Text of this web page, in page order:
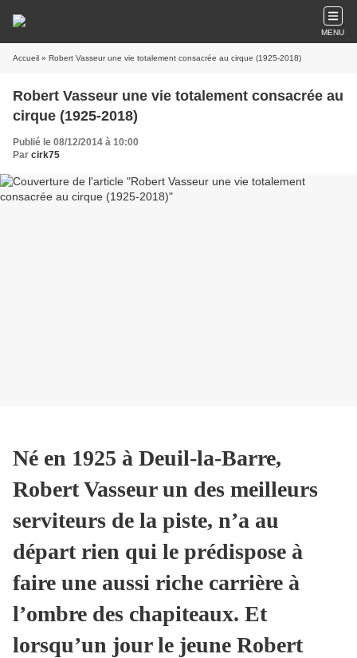
MENU
Accueil » Robert Vasseur une vie totalement consacrée au cirque (1925-2018)
Robert Vasseur une vie totalement consacrée au
cirque (1925-2018)
Publié le 08/12/2014 à 10:00
Par cirk75
Né en 1925 à Deuil-la-Barre,
Robert Vasseur un des meilleurs
serviteurs de la piste, n’a au
départ rien qui le prédispose à
faire une aussi riche carrière à
l’ombre des chapiteaux. Et
lorsqu’un jour le jeune Robert